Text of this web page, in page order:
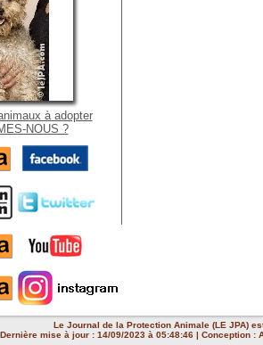
à adopter
NOUS ?
Le Journal de la Protection Animale (LE JPA)
Dernière mise à jour : 14/09/2023 à 05:48:46 | Conception :